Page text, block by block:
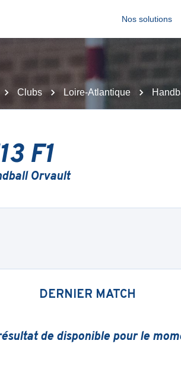
Nos solutions
Clubs Loire-Atlantique
F1
Orvault
DERNIER MATCH
de disponible pour le